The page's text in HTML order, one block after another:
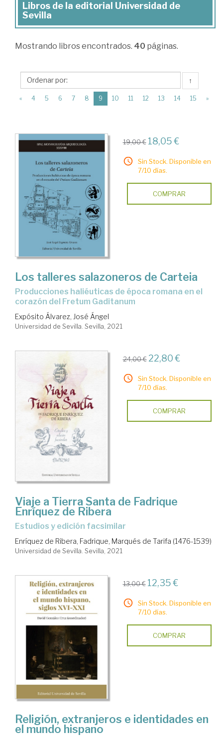
Libros
de
la
Universidad
de
Sevilla
Libros de la editorial Universidad de
Sevilla
Mostrando libros encontrados. 40 páginas.
↑
« 4 5 6 7 8 9 (current)
10 11 12 13 14 15 »
19,00 € 18,05 €
Sin Stock. Disponible en
7/10 días.
COMPRAR
Los talleres salazoneros de Carteia
Producciones haliéuticas de época romana en el
corazón del Fretum Gaditanum
Expósito Álvarez, José Ángel
Universidad de Sevilla. Sevilla, 2021
24,00 € 22,80 €
Sin Stock. Disponible en
7/10 días.
COMPRAR
Viaje a Tierra Santa de Fadrique
Enríquez de Ribera
estudios y edición facsimilar
Enríquez de Ribera, Fadrique, Marqués de Tarifa (1476-1539)
Universidad de Sevilla. Sevilla, 2021
13,00 € 12,35 €
Sin Stock. Disponible en
7/10 días.
COMPRAR
Religión, extranjeros e identidades en
el mundo hispano